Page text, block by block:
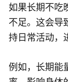
如果长期不吃
不足。这会导
持日常活动，
例如，长期能